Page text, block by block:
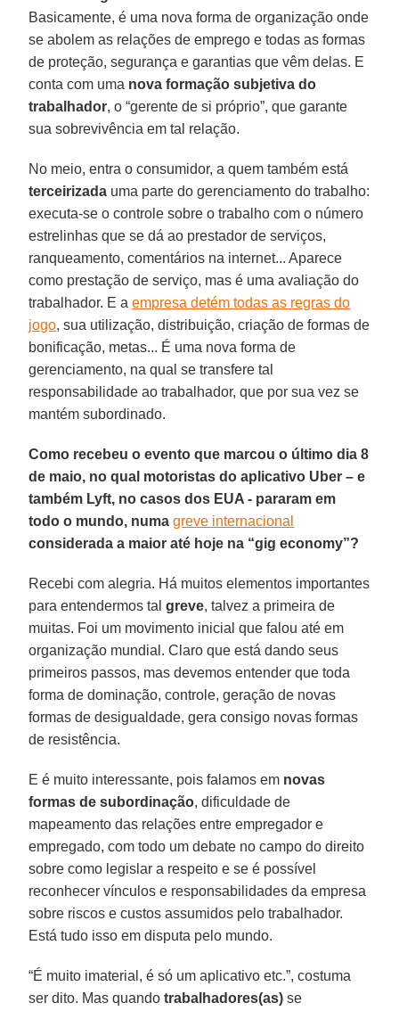
Basicamente, é uma nova forma de organização onde
se abolem as relações de emprego e todas as formas
de proteção, segurança e garantias que vêm delas. E
conta com uma nova formação subjetiva do
trabalhador, o “gerente de si próprio”, que garante
sua sobrevivência em tal relação.
No meio, entra o consumidor, a quem também está
terceirizada uma parte do gerenciamento do trabalho:
executa-se o controle sobre o trabalho com o número
estrelinhas que se dá ao prestador de serviços,
ranqueamento, comentários na internet... Aparece
como prestação de serviço, mas é uma avaliação do
trabalhador. E aempresa detém todas as regras do
jogo, sua utilização, distribuição, criação de formas de
bonificação, metas... É uma nova forma de
gerenciamento, na qual se transfere tal
responsabilidade ao trabalhador, que por sua vez se
mantém subordinado.
Como recebeu o evento que marcou o último dia 8
de maio, no qual motoristas do aplicativo Uber – e
também Lyft, no casos dos EUA - pararam em
todo o mundo, numagreve internacional
considerada a maior até hoje na “gig economy”?
Recebi com alegria. Há muitos elementos importantes
para entendermos talgreve, talvez a primeira de
muitas. Foi um movimento inicial que falou até em
organização mundial. Claro que está dando seus
primeiros passos, mas devemos entender que toda
forma de dominação, controle, geração de novas
formas de desigualdade, gera consigo novas formas
de resistência.
E é muito interessante, pois falamos em novas
formas de subordinação, dificuldade de
mapeamento das relações entre empregador e
empregado, com todo um debate no campo do direito
sobre como legislar a respeito e se é possível
reconhecer vínculos e responsabilidades da empresa
sobre riscos e custos assumidos pelo trabalhador.
Está tudo isso em disputa pelo mundo.
“É muito imaterial, é só um aplicativo etc.”, costuma
ser dito. Mas quandotrabalhadores(as) se